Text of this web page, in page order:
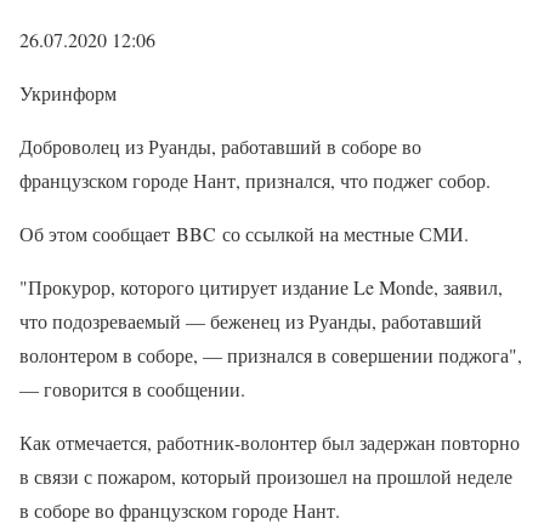
26.07.2020 12:06
Укринформ
Доброволец из Руанды, работавший в соборе во
французском городе Нант, признался, что поджег собор.
Об этом сообщает BBC со ссылкой на местные СМИ.
"Прокурор, которого цитирует издание Le Monde, заявил,
что подозреваемый — беженец из Руанды, работавший
волонтером в соборе, — признался в совершении поджога",
— говорится в сообщении.
Как отмечается, работник-волонтер был задержан повторно
в связи с пожаром, который произошел на прошлой неделе
в соборе во французском городе Нант.